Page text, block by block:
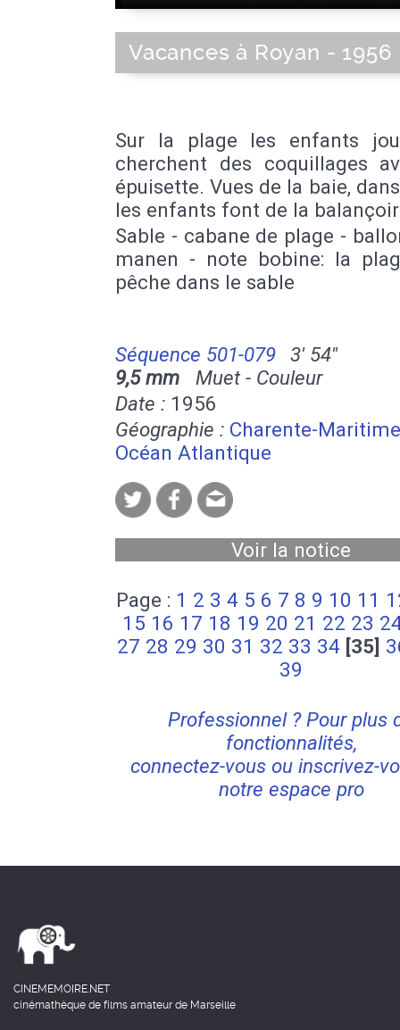
Vacances à Royan - 1956
Sur la plage les enfants
cherchent des coquillages
épuisette. Vues de la baie,
les enfants font de la
Sable - cabane de plage -
manen - note bobine: la
pêche dans le sable
Séquence 501-079
3' 54''
9,5 mm Muet - Couleur
Date : 1956
Géographie : Charente-
Océan Atlantique
Voir la notice
Page : 1 2 3 4 5 6 7 8 9 10 11
15 16 17 18 19 20 21 22 23
27 28 29 30 31 32 33 34 [35]
39
Professionnel ? Pour plus
fonctionnalités,
connectez-vous ou inscrivez-
notre espace pro
CINEMEMOIRE.NET
cinémathèque de films amateur de Marseille